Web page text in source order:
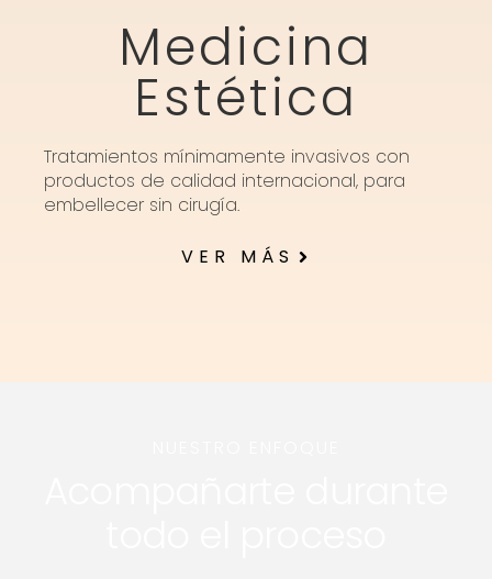
Medicina
Estética
Tratamientos mínimamente invasivos con
productos de calidad internacional, para
embellecer sin cirugía.
VER MÁS